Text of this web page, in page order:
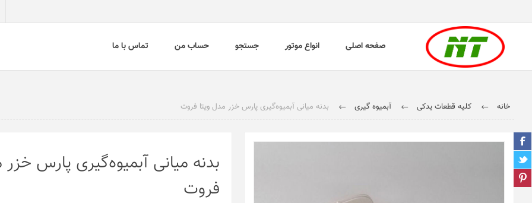
صفحه اصلی انواع موتور جستجو حساب من تماس با ما
خانه کلیه قطعات یدکی آبمیوه گیری بدنه میانی آبمیوه‌گیری پارس خزر مدل ویتا فروت
بدنه میانی آبمیوه‌گیری پارس خزر
فروت